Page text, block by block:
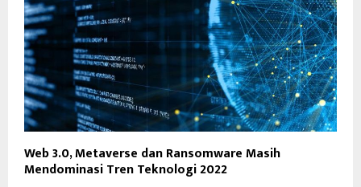
Web 3.0, Metaverse dan Ransomware Masih
Mendominasi Tren Teknologi 2022